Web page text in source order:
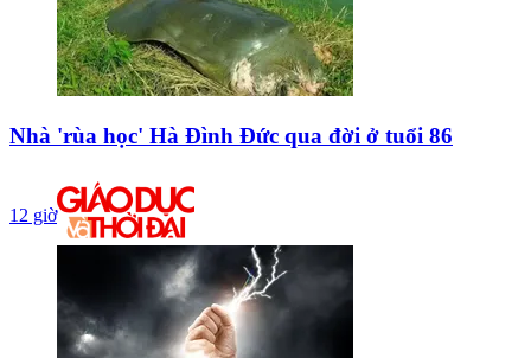
Nhà 'rùa học' Hà Đình Đức qua đời ở tuổi 86
12 giờ